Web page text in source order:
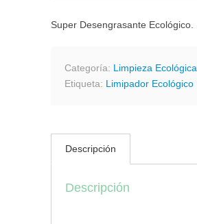
Super Desengrasante Ecológico.
Categoría: Limpieza Ecológica
Etiqueta: Limipador Ecológico
Descripción
Descripción